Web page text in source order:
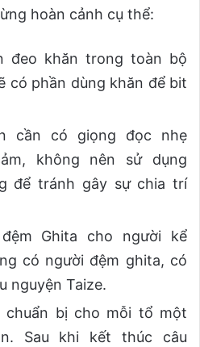
hoàn cảnh cụ thể:
đeo khăn trong toàn bộ
có phần dùng khăn để bit
cần có giọng đọc nhẹ
không nên sử dụng
để tránh gây sự chia trí
Ghita cho người kể
có người đệm ghita, có
nguyện Taize.
chuẩn bị cho mỗi tổ một
Sau khi kết thúc câu